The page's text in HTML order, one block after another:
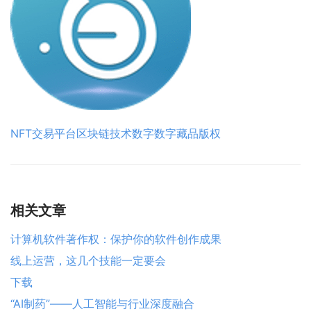
NFT交易平台区块链技术数字数字藏品版权
相关文章
计算机软件著作权：保护你的软件创作成果
线上运营，这几个技能一定要会
下载
“AI制药”——人工智能与行业深度融合